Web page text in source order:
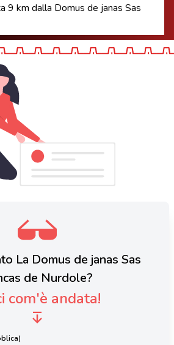
9 km dalla Domus de janas Sas
La Domus de janas Sas
de Nurdole?
com'è andata!